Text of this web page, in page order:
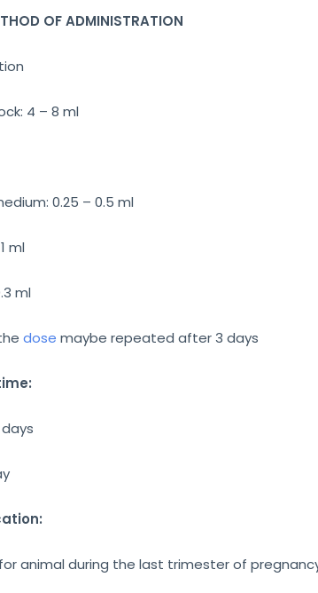
OF ADMINISTRATION
4 – 8 ml
0.25 – 0.5 ml
ml
ml
dose maybe repeated after 3 days
animal during the last trimester of